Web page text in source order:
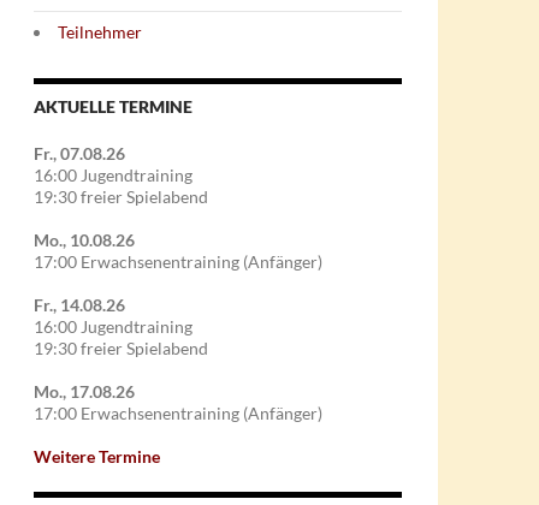
Teilnehmer
AKTUELLE TERMINE
Fr., 07.08.26
16:00 Jugendtraining
19:30 freier Spielabend
Mo., 10.08.26
17:00 Erwachsenentraining (Anfänger)
Fr., 14.08.26
16:00 Jugendtraining
19:30 freier Spielabend
Mo., 17.08.26
17:00 Erwachsenentraining (Anfänger)
Weitere Termine